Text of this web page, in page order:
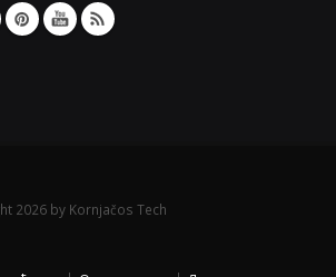
2026 by Kornjačos Tech